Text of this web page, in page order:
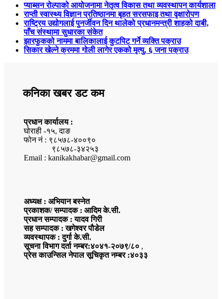
प्याब्सन रोल्पाको आयोजनामा नेतृत्व विकास तथा व्यवस्थापन कार्यशाला
राप्ती स्वास्थ्य विज्ञान प्रतिष्ठानमा बृहत सरसफाइ तथा वृक्षारोपण
राष्ट्रिय उद्योगलाई पुनर्जीवन दिन थालेको प्रधानमन्त्री शाहको दाबी,
पाँच संस्थामा सुधारका संकेत
झारफुकको नाममा बालिकालाई कुटपिट गर्ने व्यक्ति पक्राउ
सिकार खेल्ने क्रममा गोली लागेर एकको मृत्यु, ६ जना पक्राउ
कनिका खबर डट कम
प्रधान कार्यालय :
घोराही -१५, दाङ
फोन नं : ९८५७८-४००९०
९८५७८-३४२५३
Email : kanikakhabar@gmail.com
अध्यक्ष : अभियान बस्नेत
प्रकाशक/ सम्पादक : आदिम के.सी.
प्रधान सम्पादक : यादव गिरी
सह सम्पादक : खगेश्वर पौडेल
व्यवस्थापक : दुर्गा के.सी.
सूचना विभाग दर्ता नम्बर:४०४१-२०७९/८० ,
प्रेस काउन्सिल नेपाल सूचिकृत नम्बर :४०३३